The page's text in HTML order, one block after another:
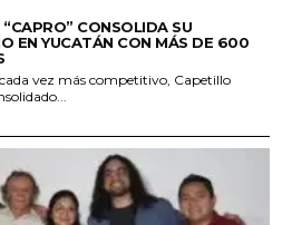
CONSOLIDA SU
EN YUCATÁN CON MÁS DE 600
vez más competitivo, Capetillo